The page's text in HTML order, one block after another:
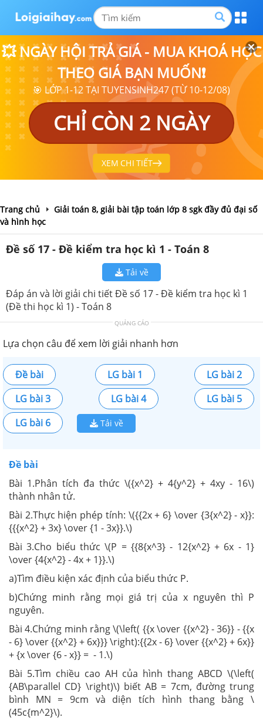
💥 NGÀY HỘI TRẢ GIÁ - MUA KHOÁ HỌC
THEO GIÁ BẠN MUỐN❗
🎯 LỚP 1-12 TẠI TUYENSINH247 (TỪ 10-12/08)
CHỈ CÒN 2 NGÀY
XEM CHI TIẾT
Trang chủ
Giải toán 8, giải bài tập toán lớp 8 sgk đầy đủ đại số
và hình học
Đề số 17 - Đề kiểm tra học kì 1 - Toán 8
Tải về
Đáp án và lời giải chi tiết Đề số 17 - Đề kiểm tra học kì 1
(Đề thi học kì 1) - Toán 8
QUẢNG CÁO
Lựa chọn câu để xem lời giải nhanh hơn
Đề bài LG bài 1
LG bài 2
LG bài 3
LG bài 4
LG bài 5
LG bài 6
Tải về
Đề bài
Bài 1.Phân tích đa thức \({x^2} + 4{y^2} + 4xy - 16\)
thành nhân tử.
Bài 2.Thực hiện phép tính: \({{2x + 6} \over {3{x^2} - x}}:
{{{x^2} + 3x} \over {1 - 3x}}.\)
Bài 3.Cho biểu thức \(P = {{8{x^3} - 12{x^2} + 6x - 1}
\over {4{x^2} - 4x + 1}}.\)
a)Tìm điều kiện xác định của biểu thức P.
b)Chứng minh rằng mọi giá trị của x nguyên thì P
nguyên.
Bài 4.Chứng minh rằng \(\left( {{x \over {{x^2} - 36}} - {{x
- 6} \over {{x^2} + 6x}}} \right):{{2x - 6} \over {{x^2} + 6x}}
+ {x \over {6 - x}} = - 1.\)
Bài 5.Tìm chiều cao AH của hình thang ABCD \(\left(
{AB\parallel CD} \right)\) biết AB = 7cm, đường trung
bình MN = 9cm và diện tích hình thang bằng \
(45c{m^2}\).